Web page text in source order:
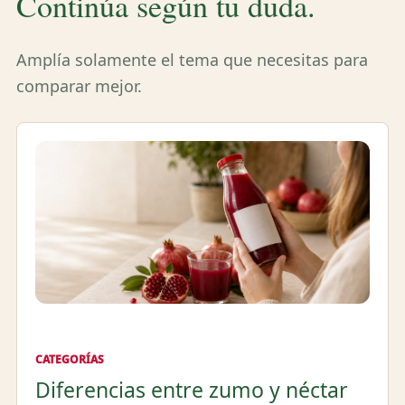
Amplía solamente el tema que necesitas para
comparar mejor.
CATEGORÍAS
Diferencias entre zumo y néctar